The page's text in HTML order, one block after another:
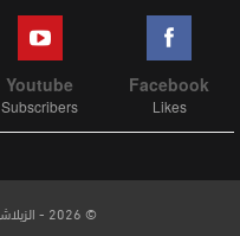
Facebook
Likes
Youtube
Subscribers
© 2026 - الزيلاشي. جميع الحقوق محفوظة.